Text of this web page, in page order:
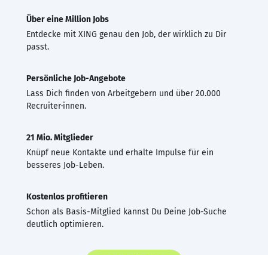
Über eine Million Jobs
Entdecke mit XING genau den Job, der wirklich zu Dir
passt.
Persönliche Job-Angebote
Lass Dich finden von Arbeitgebern und über 20.000
Recruiter·innen.
21 Mio. Mitglieder
Knüpf neue Kontakte und erhalte Impulse für ein
besseres Job-Leben.
Kostenlos profitieren
Schon als Basis-Mitglied kannst Du Deine Job-Suche
deutlich optimieren.